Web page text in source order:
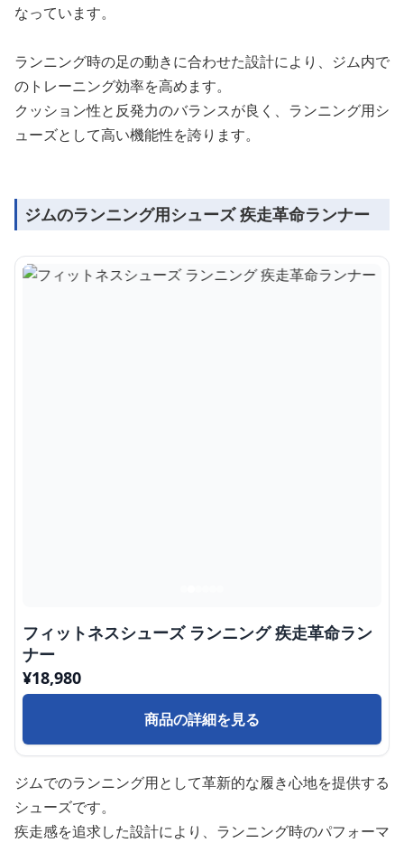
なっています。
ランニング時の足の動きに合わせた設計により、ジム内で
のトレーニング効率を高めます。
クッション性と反発力のバランスが良く、ランニング用シ
ューズとして高い機能性を誇ります。
ジムのランニング用シューズ 疾走革命ランナー
フィットネスシューズ ランニング 疾走革命ラン
ナー
¥18,980
商品の詳細を見る
ジムでのランニング用として革新的な履き心地を提供する
シューズです。
疾走感を追求した設計により、ランニング時のパフォーマ